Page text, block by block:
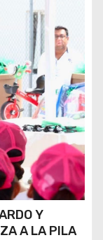
Y
A LA PILA